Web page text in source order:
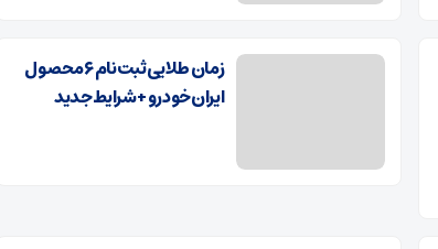
زمان طلایی ثبت‌نام ۶ محصول
ایران‌خودرو + شرایط جدید